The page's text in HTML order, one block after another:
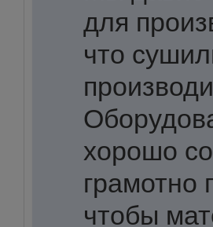
для
что
хорошо
грамотно
чтобы